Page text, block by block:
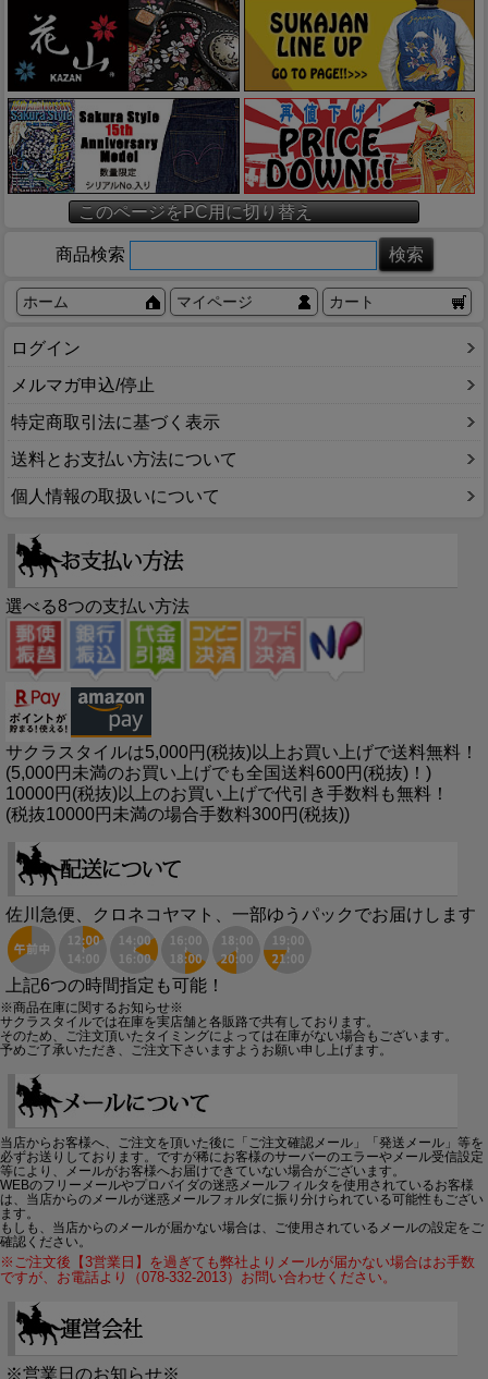
このページをPC用に切り替え
商品検索
ホーム マイページ カート
ログイン
メルマガ申込/停止
特定商取引法に基づく表示
送料とお支払い方法について
個人情報の取扱いについて
選べる8つの支払い方法
サクラスタイルは5,000円(税抜)以上お買い上げで送料無料！
(5,000円未満のお買い上げでも全国送料600円(税抜)！)
10000円(税抜)以上のお買い上げで代引き手数料も無料！
(税抜10000円未満の場合手数料300円(税抜))
佐川急便、クロネコヤマト、一部ゆうパックでお届けします
上記6つの時間指定も可能！
※商品在庫に関するお知らせ※
サクラスタイルでは在庫を実店舗と各販路で共有しております。
そのため、ご注文頂いたタイミングによっては在庫がない場合もございます。
予めご了承いただき、ご注文下さいますようお願い申し上げます。
当店からお客様へ、ご注文を頂いた後に「ご注文確認メール」「発送メール」等を
必ずお送りしております。ですが稀にお客様のサーバーのエラーやメール受信設定
等により、メールがお客様へお届けできていない場合がございます。
WEBのフリーメールやプロバイダの迷惑メールフィルタを使用されているお客様
は、当店からのメールが迷惑メールフォルダに振り分けられている可能性もござい
ます。
もしも、当店からのメールが届かない場合は、ご使用されているメールの設定をご
確認ください。
※ご注文後【3営業日】を過ぎても弊社よりメールが届かない場合はお手数
ですが、お電話より（078-332-2013）お問い合わせください。
※営業日のお知らせ※